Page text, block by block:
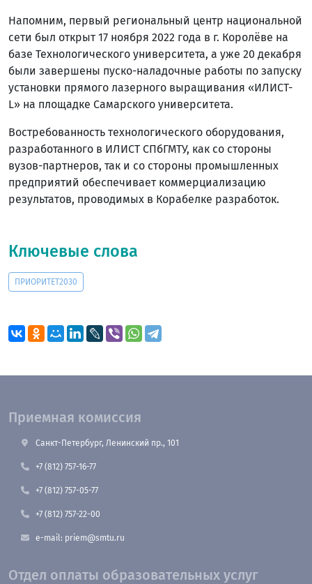
Напомним, первый региональный центр национальной
сети был открыт 17 ноября 2022 года в г. Королёве на
базе Технологического университета, а уже 20 декабря
были завершены пуско-наладочные работы по запуску
установки прямого лазерного выращивания «ИЛИСТ-
L» на площадке Самарского университета.
Востребованность технологического оборудования,
разработанного в ИЛИСТ СПбГМТУ, как со стороны
вузов-партнеров, так и со стороны промышленных
предприятий обеспечивает коммерциализацию
результатов, проводимых в Корабелке разработок.
Ключевые слова
ПРИОРИТЕТ2030
Приемная комиссия
Санкт-Петербург, Ленинский пр., 101
+7 (812) 757-16-77
+7 (812) 757-05-77
+7 (812) 757-22-00
e-mail: priem@smtu.ru
Отдел оплаты образовательных услуг